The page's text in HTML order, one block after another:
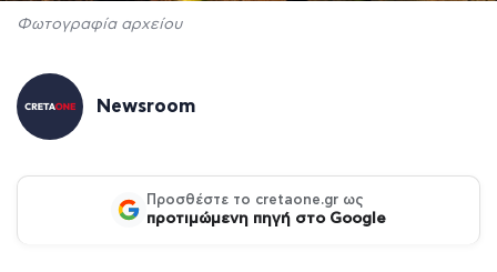
Φωτογραφία αρχείου
Newsroom
Προσθέστε το cretaone.gr ως
προτιμώμενη πηγή στο Google